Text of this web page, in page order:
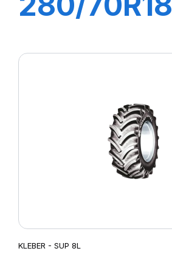
KLEBER - SUP 8L